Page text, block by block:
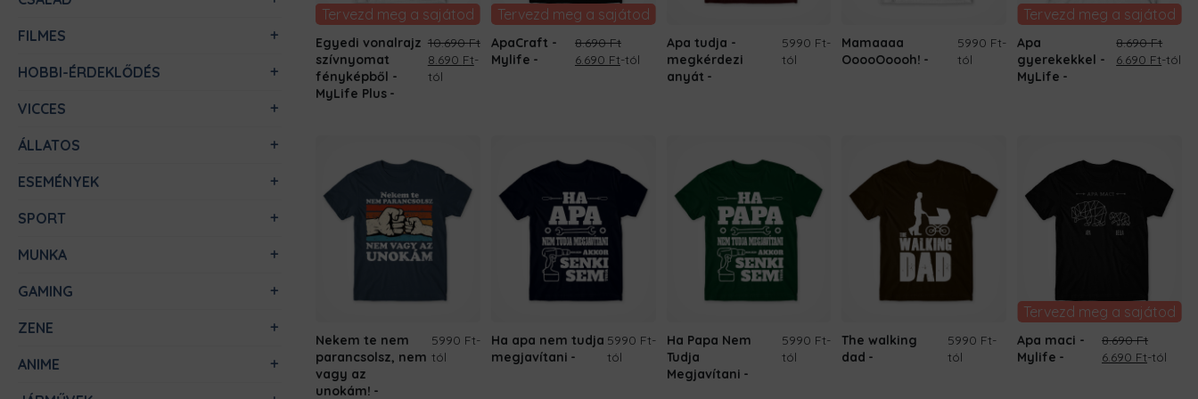
FILMES
HOBBI-ÉRDEKLŐDÉS
VICCES
ÁLLATOS
ESEMÉNYEK
SPORT
MUNKA
GAMING
ZENE
ANIME
Tervezd meg a sajátod
Egyedi vonalrajz
szívnyomat
fényképből -
MyLife Plus
10.690Ft
Original
price
8.690 FtCurrent
-
tól
Tervezd meg a sajátod
ApaCraft -
Mylife
8.690Ft
Original
6.690 FtCurrent
-tól
Apa tudja -
megkérdezi
anyát
5990 Ft-
tól
Mamaaaa
OoooOoooh!
5990 Ft-
tól
Tervezd meg a sajátod
Apa
gyerekekkel -
MyLife
8.690Ft
Original
6.690 Ft-tól
Nekem te nem
parancsolsz, nem
vagy az
unokám!
5990 Ft-
tól
Ha apa nem tudja
megjavítani
5990 Ft-
tól
Ha Papa Nem
Tudja
Megjavítani
5990 Ft-
tól
The walking
dad
5990 Ft-
tól
Tervezd meg a sajátod
Apa maci -
Mylife
8.690Ft
Original
6.690 FtCurrent
-tól